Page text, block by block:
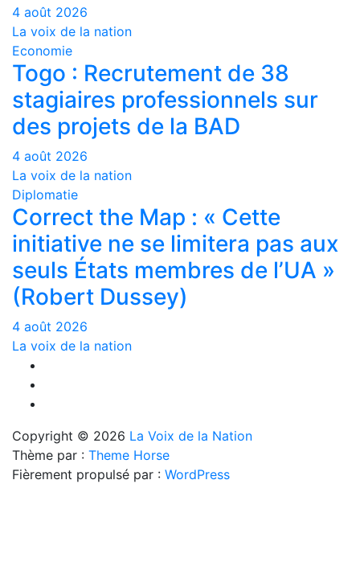
4 août 2026
La voix de la nation
Economie
Togo : Recrutement de 38
stagiaires professionnels sur
des projets de la BAD
4 août 2026
La voix de la nation
Diplomatie
Correct the Map : « Cette
initiative ne se limitera pas aux
seuls États membres de l’UA »
(Robert Dussey)
4 août 2026
La voix de la nation
Copyright © 2026 La Voix de la Nation
Thème par : Theme Horse
Fièrement propulsé par : WordPress